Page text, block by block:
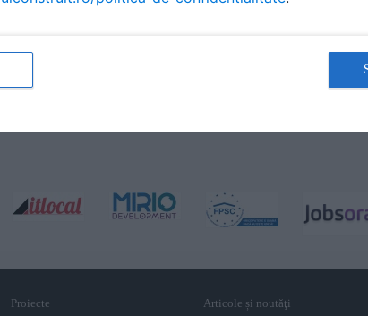
Proiecte Articole și noutăţi